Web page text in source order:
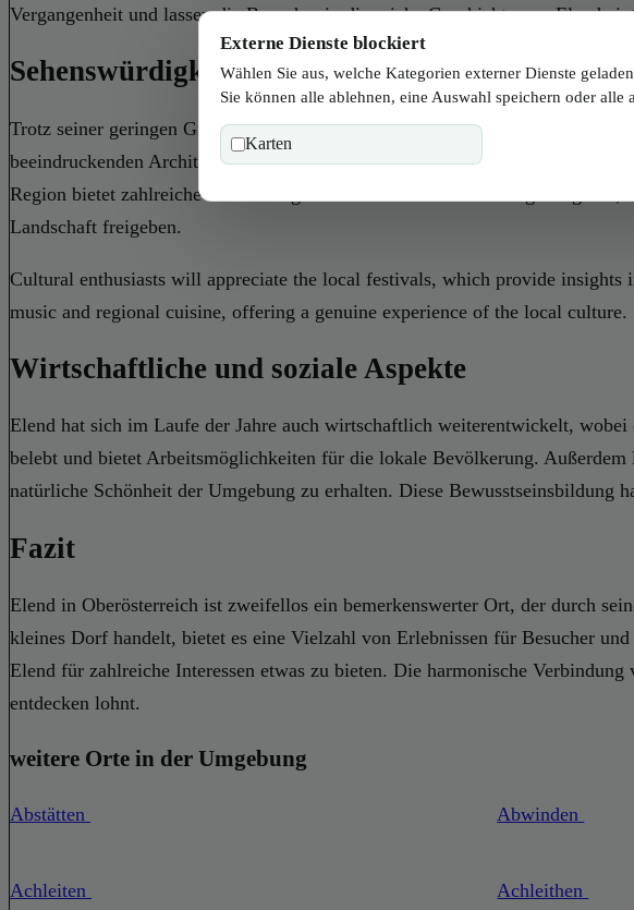
Vergangenheit und lassen die Besucher in die reiche Geschichte von Elend
Sehenswürdigkeiten und Aktivitäten
Trotz seiner geringen Größe hat Elend einiges zu bieten, wenn es um
beeindruckenden Architektur und kunstvollen Verzierungen Besucher aus
Region bietet zahlreiche Wanderwege unterschiedlicher
Landschaft freigeben.
Cultural enthusiasts will appreciate the local festivals, which provide
music and regional cuisine, offering a genuine experience of the local culture.
Wirtschaftliche und soziale Aspekte
Elend hat sich im Laufe der Jahre auch wirtschaftlich weiterentwickelt,
belebt und bietet Arbeitsmöglichkeiten für die lokale Bevölkerung.
natürliche Schönheit der Umgebung zu erhalten. Diese
Fazit
Elend in Oberösterreich ist zweifellos ein bemerkenswerter Ort, der durch
kleines Dorf handelt, bietet es eine Vielzahl von Erlebnissen für Besucher
Elend für zahlreiche Interessen etwas zu bieten. Die harmonische
entdecken lohnt.
weitere Orte in der Umgebung
Abstätten Abwinden
Achleiten Achleithen
Externe Dienste blockiert
Wählen Sie aus, welche Kategorien externer Dienste
Sie können alle ablehnen, eine Auswahl speichern oder alle
Karten